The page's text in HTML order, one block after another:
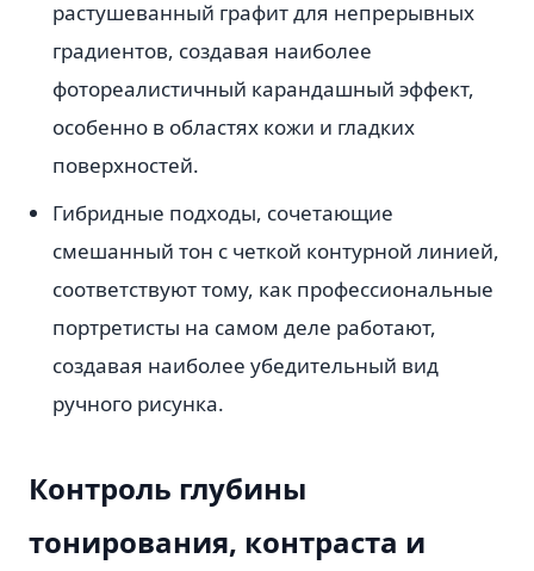
растушеванный графит для непрерывных
градиентов, создавая наиболее
фотореалистичный карандашный эффект,
особенно в областях кожи и гладких
поверхностей.
Гибридные подходы, сочетающие
смешанный тон с четкой контурной линией,
соответствуют тому, как профессиональные
портретисты на самом деле работают,
создавая наиболее убедительный вид
ручного рисунка.
Контроль глубины
тонирования, контраста и